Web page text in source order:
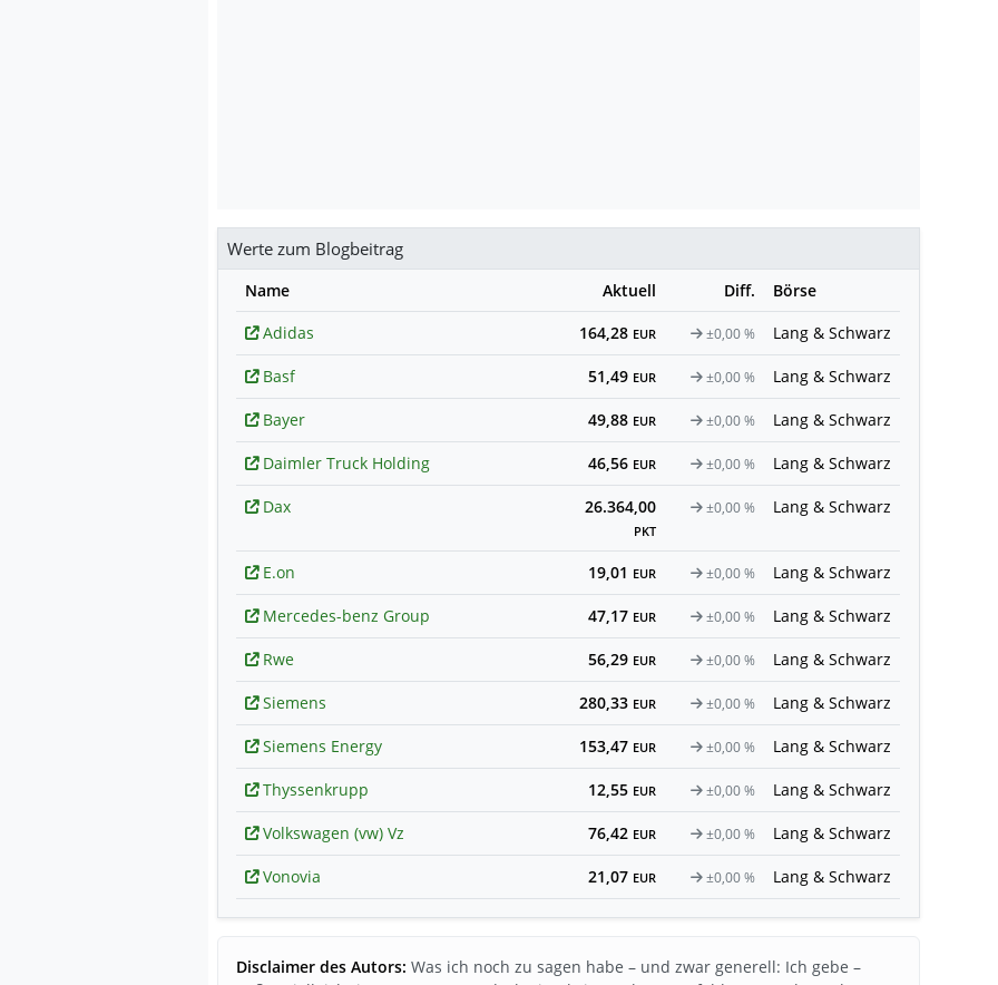
Werte zum Blogbeitrag
Name Aktuell Diff.
Börse
Adidas
164,28 EUR ±0,00 % Lang & Schwarz
Basf 51,49 EUR ±0,00 % Lang & Schwarz
Bayer 49,88 EUR ±0,00 % Lang & Schwarz
Daimler Truck Holding 46,56 EUR ±0,00 % Lang & Schwarz
Dax 26.364,00
PKT
±0,00 % Lang & Schwarz
E.on 19,01 EUR ±0,00 % Lang & Schwarz
Mercedes-benz Group 47,17 EUR ±0,00 % Lang & Schwarz
Rwe 56,29 EUR ±0,00 % Lang & Schwarz
Siemens 280,33 EUR ±0,00 % Lang & Schwarz
Siemens Energy 153,47 EUR ±0,00 % Lang & Schwarz
Thyssenkrupp 12,55 EUR ±0,00 % Lang & Schwarz
Volkswagen (vw) Vz 76,42 EUR ±0,00 % Lang & Schwarz
Vonovia 21,07 EUR ±0,00 % Lang & Schwarz
Disclaimer des Autors: Was ich noch zu sagen habe – und zwar generell: Ich gebe –